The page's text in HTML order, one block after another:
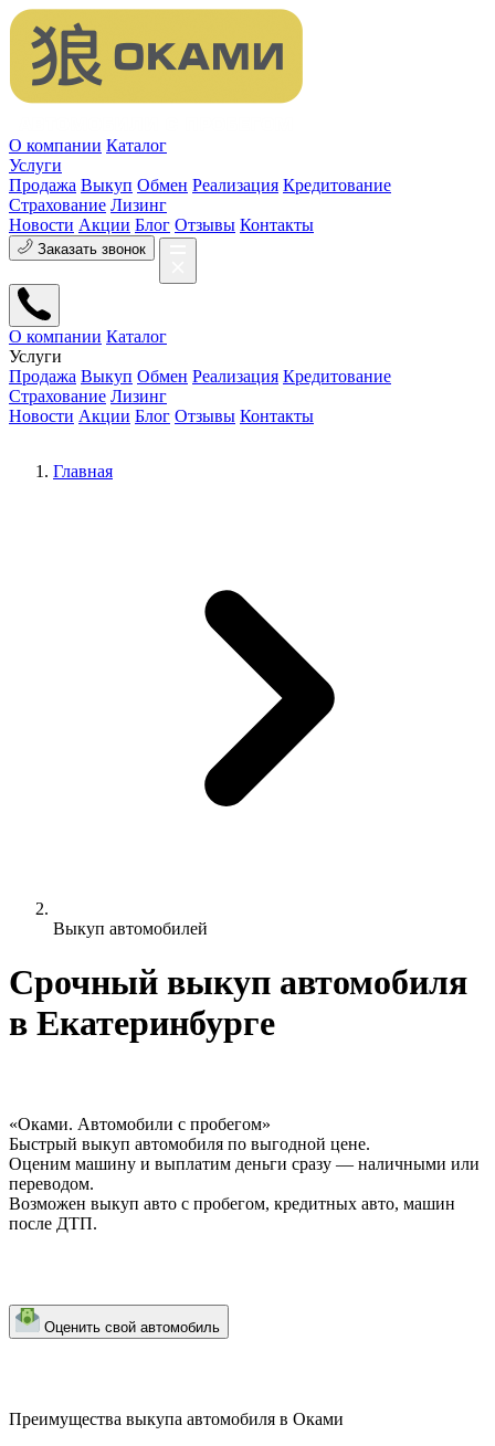
О компании Каталог
Услуги
Продажа Выкуп Обмен Реализация Кредитование
Страхование Лизинг
Новости Акции Блог Отзывы Контакты
Заказать звонок
О компании Каталог
Услуги
Продажа Выкуп Обмен Реализация Кредитование
Страхование Лизинг
Новости Акции Блог Отзывы Контакты
Главная
Выкуп автомобилей
Срочный выкуп автомобиля
в Екатеринбурге
«Оками. Автомобили с пробегом»
Быстрый выкуп автомобиля по выгодной цене.
Оценим машину и выплатим деньги сразу — наличными или
переводом.
Возможен выкуп авто с пробегом, кредитных авто, машин
после ДТП.
Оценить свой автомобиль
Преимущества выкупа автомобиля в Оками